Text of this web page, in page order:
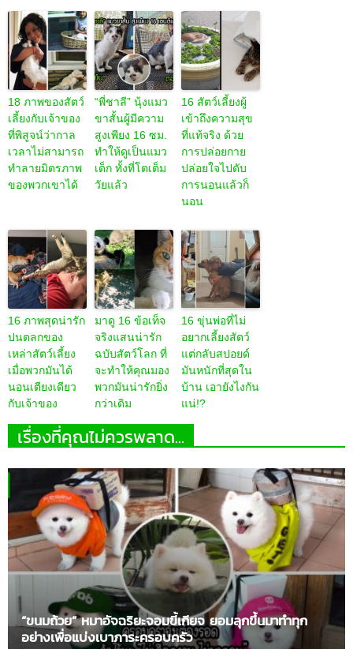
18 ภาพของสัตว์
เลี้ยงกับเจ้าของ
ที่พิสูจน์ว่ากาล
เวลาไม่สามารถ
ทำลายมิตรภาพ
ของพวกเขาได้
“พี่ชาลี” นุ้งแมว
ขาสั้นผู้มีความ
สูงเพียง 16 ซม.
ทำให้ดูเป็นแมว
เด็ก ทั้งที่โตเต็ม
วัยแล้ว
16 สัตว์เลี้ยงผู้
เข้าถึงความสุข
ที่แท้จริง ด้วย
การปล่อยกาย
ปล่อยใจไปดับ
การนอนแล้วก็
นอน
16 ภาพสุดน่ารัก
ปนตลกของ
เหล่าสัตว์เลี้ยง
เมื่อพวกมันได้
นอนเตียงเดียว
กับเจ้าของ
มาดู 16 ข้อเท็จ
จริงแสนน่ารัก
ฉบับสัตว์โลก ที่
จะทำให้คุณมอง
พวกมันน่ารักยิ่ง
กว่าเดิม
16 ขุ่นพ่อที่ไม่
อยากเลี้ยงสัตว์
แต่กลับสปอยด์
มันหนักที่สุดใน
บ้าน เอายังไงกัน
แน่!?
เรื่องที่คุณไม่ควรพลาด...
“ขนมถ้วย” หมาอัจฉริยะจอมขี้เกียจ ยอมลุกขึ้นมาทำทุก
อย่างเพื่อแบ่งเบาภาระครอบครัว